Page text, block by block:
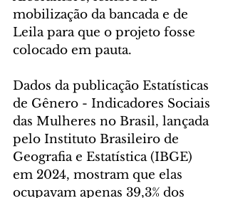
mobilização da bancada e de
Leila para que o projeto fosse
colocado em pauta.
Dados da publicação Estatísticas
de Gênero - Indicadores Sociais
das Mulheres no Brasil, lançada
pelo Instituto Brasileiro de
Geografia e Estatística (IBGE)
em 2024, mostram que elas
ocupavam apenas 39,3% dos